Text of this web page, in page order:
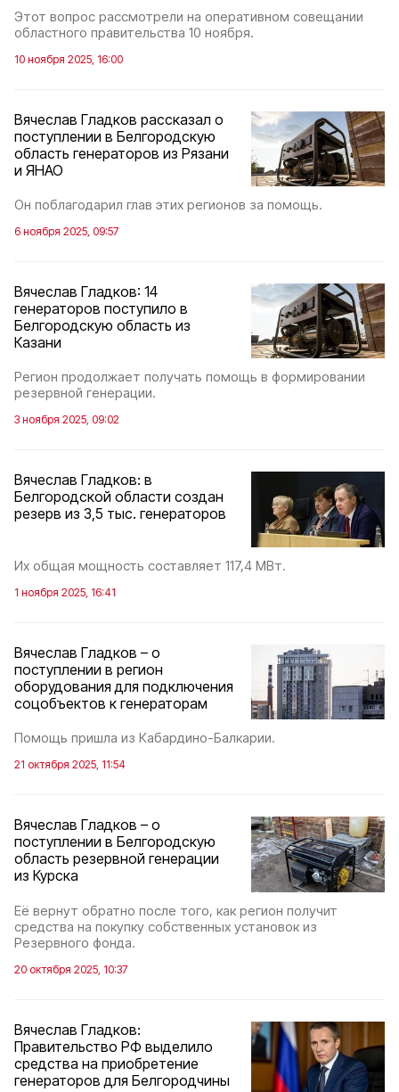
Этот вопрос рассмотрели на оперативном совещании
областного правительства 10 ноября.
10 ноября 2025, 16:00
Вячеслав Гладков рассказал о
поступлении в Белгородскую
область генераторов из Рязани
и ЯНАО
Он поблагодарил глав этих регионов за помощь.
6 ноября 2025, 09:57
Вячеслав Гладков: 14
генераторов поступило в
Белгородскую область из
Казани
Регион продолжает получать помощь в формировании
резервной генерации.
3 ноября 2025, 09:02
Вячеслав Гладков: в
Белгородской области создан
резерв из 3,5 тыс. генераторов
Их общая мощность составляет 117,4 МВт.
1 ноября 2025, 16:41
Вячеслав Гладков – о
поступлении в регион
оборудования для подключения
соцобъектов к генераторам
Помощь пришла из Кабардино-Балкарии.
21 октября 2025, 11:54
Вячеслав Гладков – о
поступлении в Белгородскую
область резервной генерации
из Курска
Её вернут обратно после того, как регион получит
средства на покупку собственных установок из
Резервного фонда.
20 октября 2025, 10:37
Вячеслав Гладков:
Правительство РФ выделило
средства на приобретение
генераторов для Белгородчины